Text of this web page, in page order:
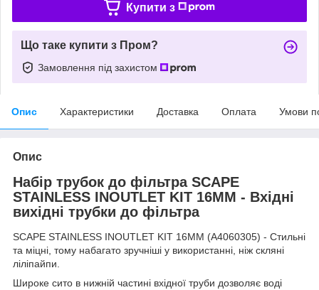
Купити з
Що таке купити з Пром?
Замовлення під захистом
Опис Характеристики Доставка Оплата Умови
Опис
Набір трубок до фільтра SCAPE
STAINLESS INOUTLET KIT 16MM - Вхідні
вихідні трубки до фільтра
SCAPE STAINLESS INOUTLET KIT 16MM (A4060305) - Стильні
та міцні, тому набагато зручніші у використанні, ніж скляні
ліліпайпи.
Широке сито в нижній частині вхідної труби дозволяє воді